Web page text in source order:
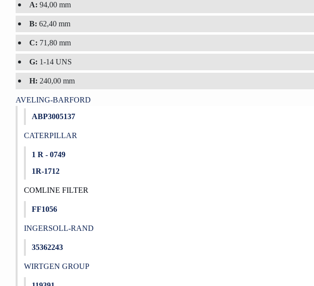
A: 94,00 mm
B: 62,40 mm
C: 71,80 mm
G: 1-14 UNS
H: 240,00 mm
AVELING-BARFORD
ABP3005137
CATERPILLAR
1 R - 0749
1R-1712
COMLINE FILTER
FF1056
INGERSOLL-RAND
35362243
WIRTGEN GROUP